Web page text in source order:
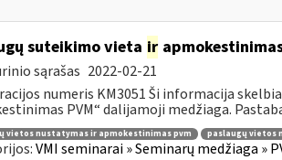
suteikimo vieta irapmokestinimas
sąrašas 2022-02-21
numeris KM3051 Ši informacija
PVM“ dalijamoji medžiaga.
vietos nustatymas ir apmokestinimas pvm paslaugų vietos
VMI seminarai » Seminarų medžiaga »